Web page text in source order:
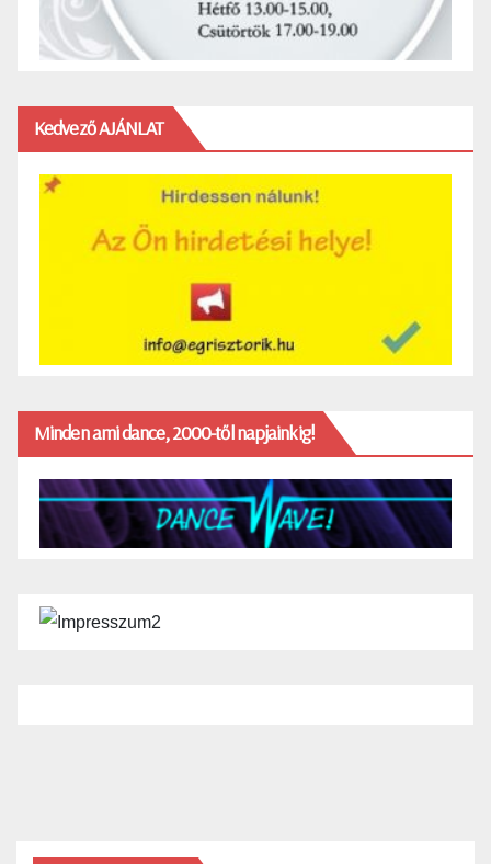
Kedvező AJÁNLAT
Minden ami dance, 2000-től napjainkig!